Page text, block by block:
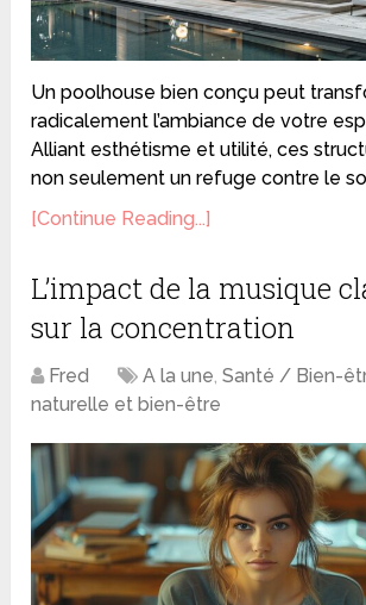
Un poolhouse bien conçu peut
radicalement l’ambiance de votre
Alliant esthétisme et utilité, ces
non seulement un refuge contre le
[Continue Reading...]
L’impact de la musique
sur la concentration
Fred A la une,Santé / Bien-
naturelle et bien-être